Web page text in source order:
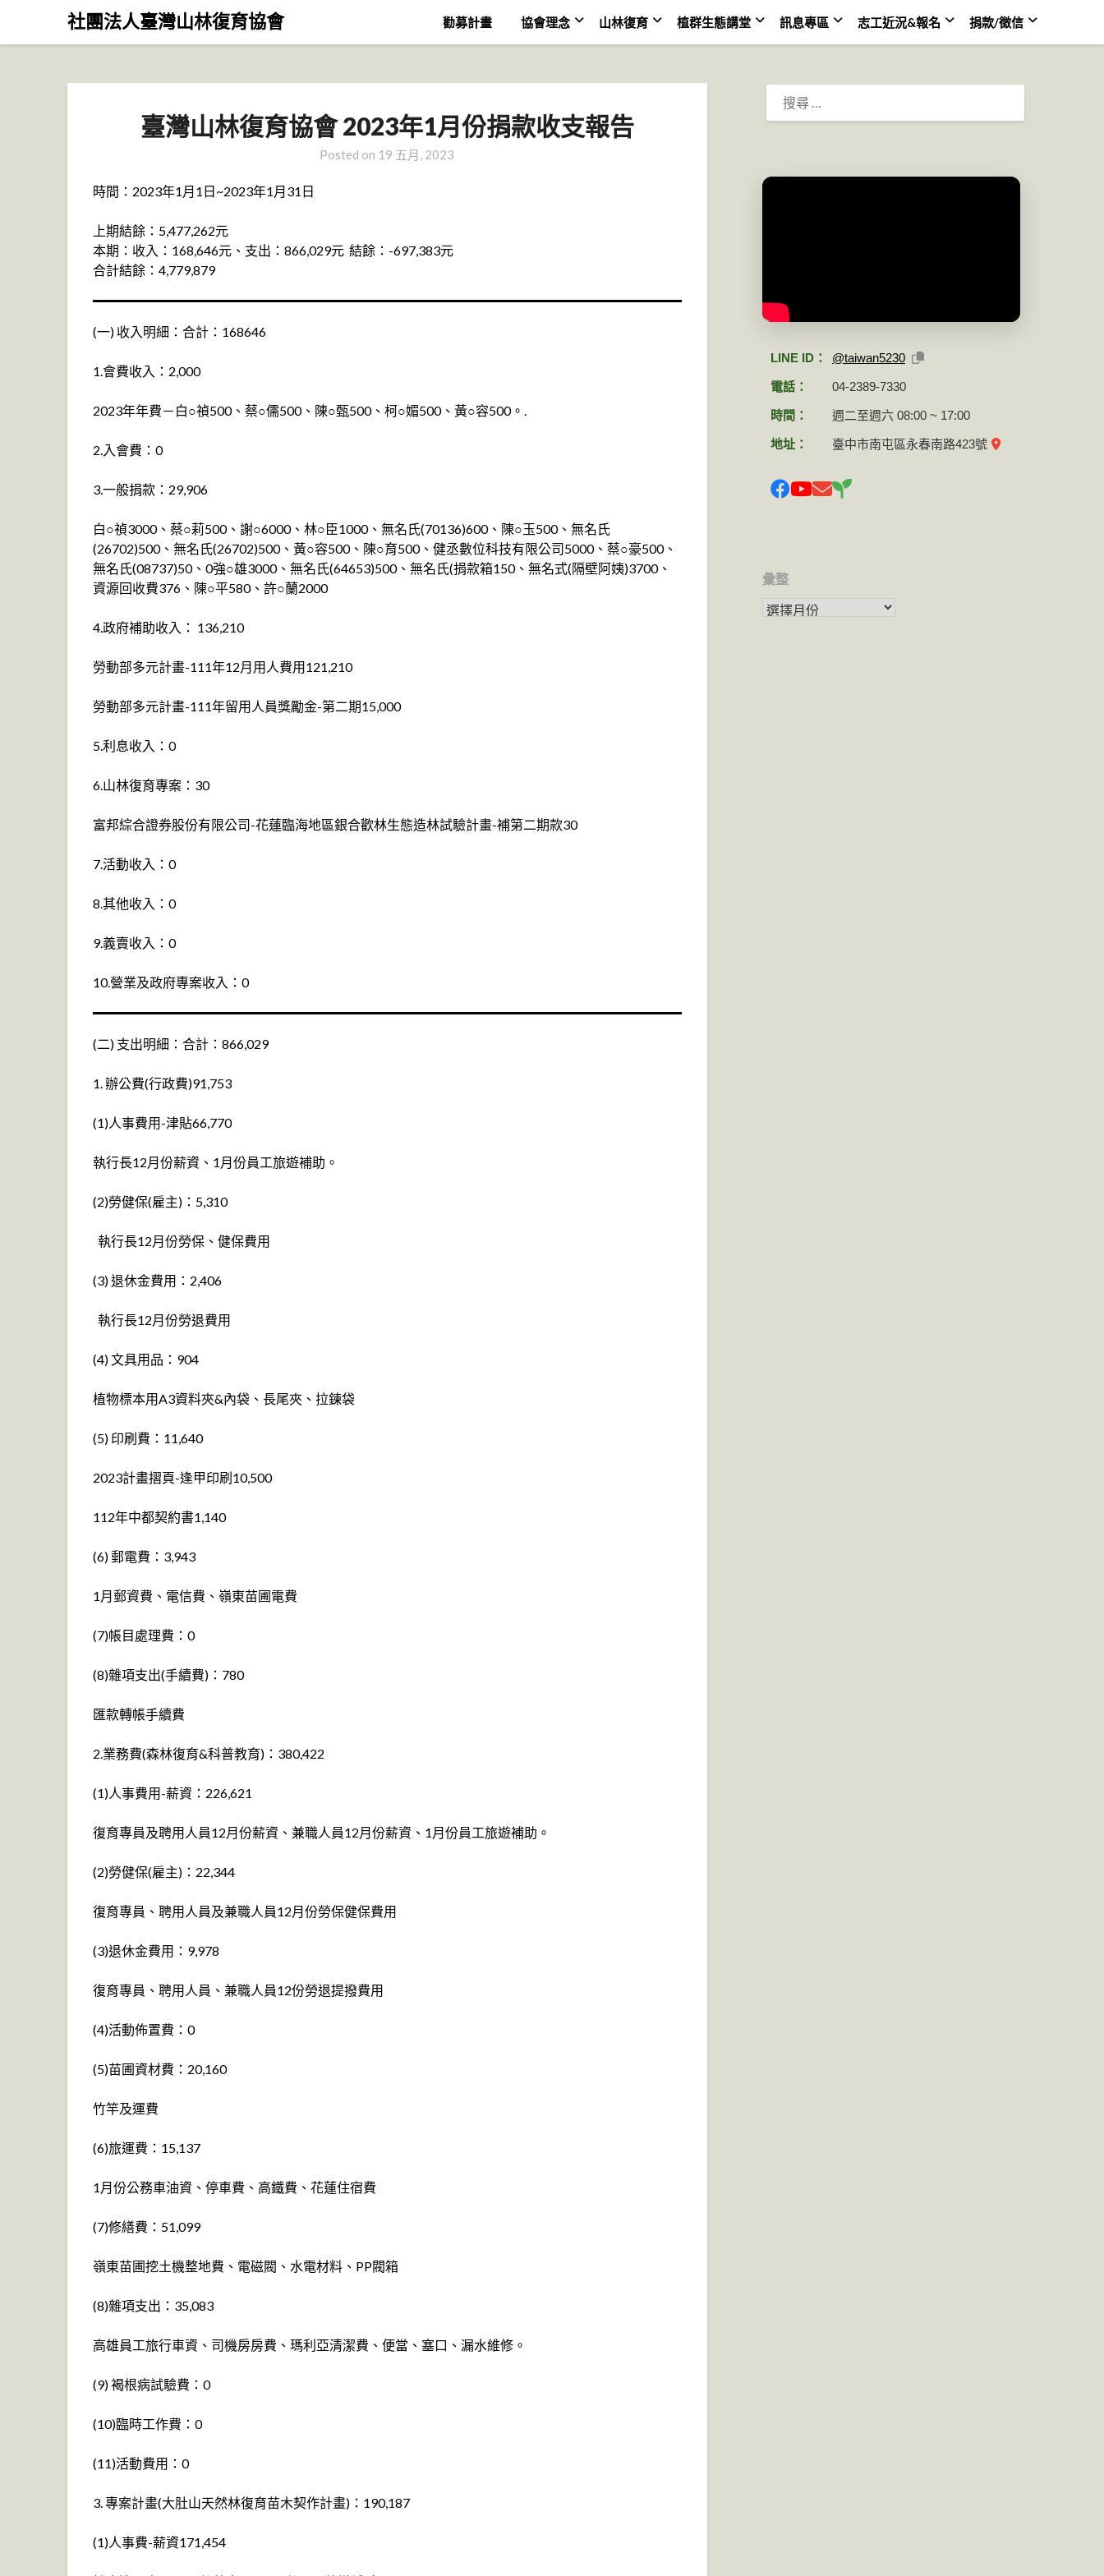
社團法人臺灣山林復育協會 勸募計畫 協會理念 山林復育 植群生態講堂 訊息專區 志工近況&報名 捐款/徵信
臺灣山林復育協會 2023年1月份捐款收支報告
Posted on 19 五月, 2023
時間：2023年1月1日~2023年1月31日
上期結餘：5,477,262元
本期：收入：168,646元、支出：866,029元 結餘：-697,383元
合計結餘：4,779,879
(一) 收入明細：合計：168646
1.會費收入：2,000
2023年年費－白○禎500、蔡○儒500、陳○甄500、柯○媚500、黃○容500。.
2.入會費：0
3.一般捐款：29,906
白○禎3000、蔡○莉500、謝○6000、林○臣1000、無名氏(70136)600、陳○玉500、無名氏
(26702)500、無名氏(26702)500、黃○容500、陳○育500、健丞數位科技有限公司5000、蔡○豪500、
無名氏(08737)50、0強○雄3000、無名氏(64653)500、無名氏(捐款箱150、無名式(隔壁阿姨)3700、
資源回收費376、陳○平580、許○蘭2000
4.政府補助收入： 136,210
勞動部多元計畫-111年12月用人費用121,210
勞動部多元計畫-111年留用人員獎勵金-第二期15,000
5.利息收入：0
6.山林復育專案：30
富邦綜合證券股份有限公司-花蓮臨海地區銀合歡林生態造林試驗計畫-補第二期款30
7.活動收入：0
8.其他收入：0
9.義賣收入：0
10.營業及政府專案收入：0
(二) 支出明細：合計：866,029
1. 辦公費(行政費)91,753
(1)人事費用-津貼66,770
執行長12月份薪資、1月份員工旅遊補助。
(2)勞健保(雇主)：5,310
執行長12月份勞保、健保費用
(3) 退休金費用：2,406
執行長12月份勞退費用
(4) 文具用品：904
植物標本用A3資料夾&內袋、長尾夾、拉鍊袋
(5) 印刷費：11,640
2023計畫摺頁-逢甲印刷10,500
112年中都契約書1,140
(6) 郵電費：3,943
1月郵資費、電信費、嶺東苗圃電費
(7)帳目處理費：0
(8)雜項支出(手續費)：780
匯款轉帳手續費
2.業務費(森林復育&科普教育)：380,422
(1)人事費用-薪資：226,621
復育專員及聘用人員12月份薪資、兼職人員12月份薪資、1月份員工旅遊補助。
(2)勞健保(雇主)：22,344
復育專員、聘用人員及兼職人員12月份勞保健保費用
(3)退休金費用：9,978
復育專員、聘用人員、兼職人員12份勞退提撥費用
(4)活動佈置費：0
(5)苗圃資材費：20,160
竹竿及運費
(6)旅運費：15,137
1月份公務車油資、停車費、高鐵費、花蓮住宿費
(7)修繕費：51,099
嶺東苗圃挖土機整地費、電磁閥、水電材料、PP閥箱
(8)雜項支出：35,083
高雄員工旅行車資、司機房房費、瑪利亞清潔費、便當、塞口、漏水維修。
(9) 褐根病試驗費：0
(10)臨時工作費：0
(11)活動費用：0
3. 專案計畫(大肚山天然林復育苗木契作計畫)：190,187
(1)人事費-薪資171,454
搜
尋：
LINE ID： @taiwan5230
電話： 04-2389-7330
時間： 週二至週六 08:00 ~ 17:00
地址： 臺中市南屯區永春南路423號
彙整
彙整